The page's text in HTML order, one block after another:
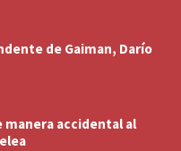
de Gaiman, Darío
manera accidental al